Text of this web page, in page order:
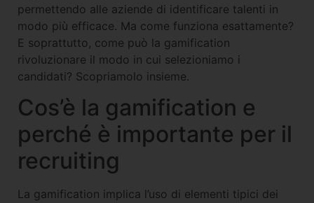
permettendo alle aziende di identificare talenti in
modo più efficace. Ma come funziona esattamente?
E soprattutto, come può la gamification
rivoluzionare il modo in cui selezioniamo i
candidati? Scopriamolo insieme.
Cos’è la gamification e
perché è importante per il
recruiting
La gamification implica l’uso di elementi tipici dei